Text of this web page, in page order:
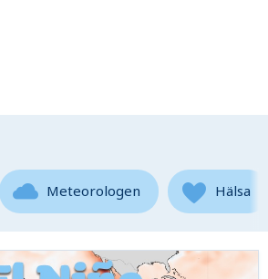
Meteorologen Hälsa